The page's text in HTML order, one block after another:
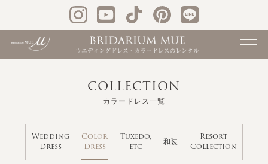
COLLECTION
カラードレス一覧
Wedding
Dress
Color
Dress
Tuxedo,
etc
和装
Resort
Collection